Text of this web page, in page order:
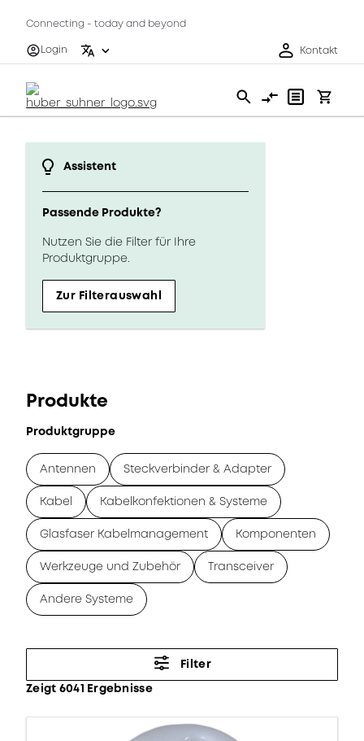
Connecting - today and beyond
Login
Kontakt
Assistent
Passende Produkte?
Nutzen Sie die Filter für Ihre
Produktgruppe.
Zur Filterauswahl
Produkte
Produktgruppe
Antennen Steckverbinder & Adapter
Kabel Kabelkonfektionen & Systeme
Glasfaser Kabelmanagement Komponenten
Werkzeuge und Zubehör Transceiver
Andere Systeme
Filter
Zeigt 6041 Ergebnisse